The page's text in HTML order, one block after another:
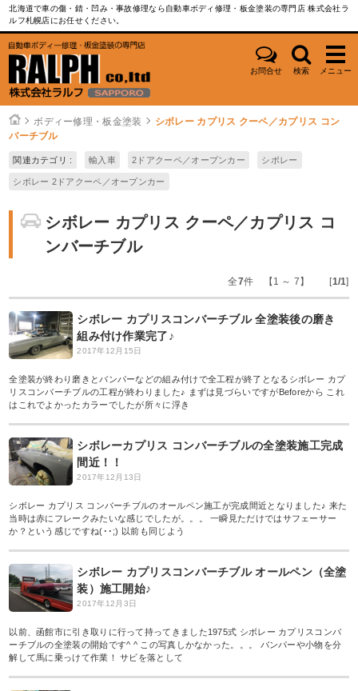
北海道で車の傷・錆・凹み・事故修理なら自動車ボディ修理・板金塗装の専門店 株式会社ラ
ルフ札幌店にお任せください。
お問合せ 検索 メニュー
ボディー修理・板金塗装
シボレー カプリス クーペ／カプリス コン
バーチブル
関連カテゴリ : 輸入車 2ドアクーペ／オープンカー シボレー
シボレー 2ドアクーペ／オープンカー
シボレー カプリス クーペ／カプリス コ
ンバーチブル
全7件 【1 ～ 7】 [1/1]
シボレー カプリスコンバーチブル 全塗装後の磨き
組み付け作業完了♪
2017年12月15日
全塗装が終わり磨きとバンパーなどの組み付けで全工程が終了となるシボレー カプ
リスコンバーチブルの工程が終わりました♪ まずは見づらいですがBeforeから これ
はこれでよかったカラーでしたが所々に浮き
シボレーカプリス コンバーチブルの全塗装施工完成
間近！！
2017年12月13日
シボレー カプリス コンバーチブルのオールペン施工が完成間近となりました♪ 来た
当時は赤にフレークみたいな感じでしたが。。。 一瞬見ただけではサフェーサー
か？という感じですね(･･;) 以前も同じよう
シボレー カプリスコンバーチブル オールペン（全塗
装）施工開始♪
2017年12月3日
以前、函館市に引き取りに行って持ってきました1975式 シボレー カプリスコンバ
ーチブルの全塗装の開始です^ ^ この写真しかなかった。。。 バンパーや小物を分
解して馬に乗っけて作業！ サビを落として